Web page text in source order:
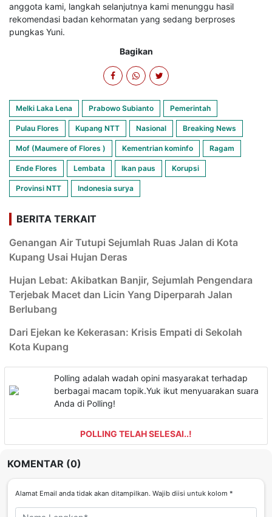
anggota kami, langkah selanjutnya kami menunggu hasil
rekomendasi badan kehormatan yang sedang berproses
pungkas Yuni.
Bagikan
Melki Laka Lena Prabowo Subianto Pemerintah
Pulau Flores Kupang NTT Nasional Breaking News
Mof (Maumere of Flores ) Kementrian kominfo Ragam
Ende Flores Lembata Ikan paus Korupsi
Provinsi NTT Indonesia surya
BERITA TERKAIT
Genangan Air Tutupi Sejumlah Ruas Jalan di Kota
Kupang Usai Hujan Deras
Hujan Lebat: Akibatkan Banjir, Sejumlah Pengendara
Terjebak Macet dan Licin Yang Diperparah Jalan
Berlubang
Dari Ejekan ke Kekerasan: Krisis Empati di Sekolah
Kota Kupang
Polling adalah wadah opini masyarakat terhadap
berbagai macam topik.Yuk ikut menyuarakan suara
Anda di Polling!
POLLING TELAH SELESAI..!
KOMENTAR (0)
Alamat Email anda tidak akan ditampilkan. Wajib diisi untuk kolom *